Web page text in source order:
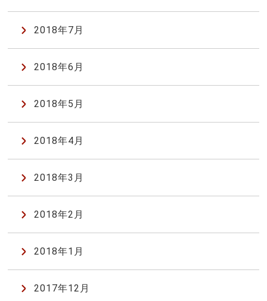
2018年7月
2018年6月
2018年5月
2018年4月
2018年3月
2018年2月
2018年1月
2017年12月